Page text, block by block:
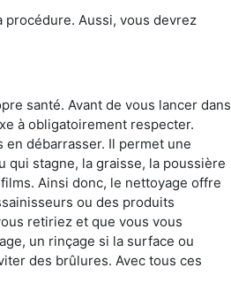
Aussi, vous devrez
santé. Avant de vous lancer dans
à obligatoirement respecter.
débarrasser. Il permet une
qui stagne, la graisse, la poussière
Ainsi donc, le nettoyage offre
ou des produits
retiriez et que vous vous
un rinçage si la surface ou
des brûlures. Avec tous ces